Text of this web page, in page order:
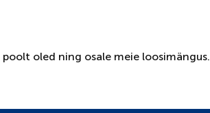
oled ning osale meie loosimängus.